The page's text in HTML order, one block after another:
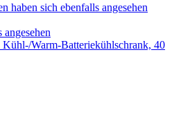
haben sich ebenfalls angesehen